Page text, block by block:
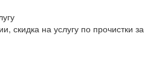
скидка на услугу по прочистки за